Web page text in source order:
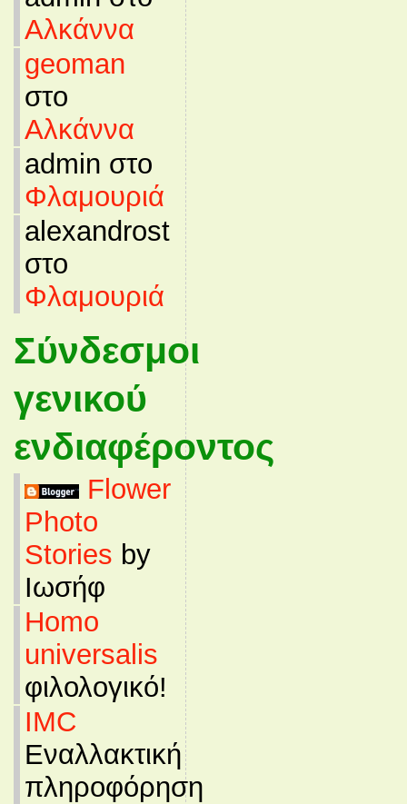
Αλκάννα
geoman
στο
Αλκάννα
admin στο
Φλαμουριά
alexandrost
στο
Φλαμουριά
Σύνδεσμοι
γενικού
ενδιαφέροντος
Flower
Photo
Stories by
Ιωσήφ
Homo
universalis
φιλολογικό!
IMC
Εναλλακτική
πληροφόρηση